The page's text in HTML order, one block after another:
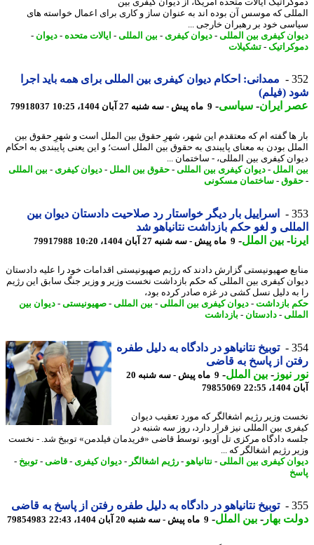
که موسس آن بوده اند به عنوان ساز و کاری برای اعمال خواسته های
خود بر رهبران خارجی ...
کیفری بین المللی-دیوان کیفری- بین المللی-ایالات متحده-دیوان-
-تشکیلات
ممدانی: احکام دیوان کیفری بین المللی برای همه باید اجرا
(فیلم)
ایران- سیاسی-9 ماه پیش - سه شنبه 27 آبان 1404، 10:25 79918037
ها گفته ام که معتقدم این شهر، شهرِ حقوق بین الملل است و شهرِ حقوق بین
بودن به معنای پایبندی به حقوق بین الملل است؛ و این یعنی پایبندی به احکام
کیفری بین المللی، - ساختمان ...
الملل-دیوان کیفری بین المللی-حقوق بین الملل-دیوان کیفری- بین المللی
-ساختمان مسکونی
اسراییل بار دیگر خواستار رد صلاحیت دادستان دیوان بین
و لغو حکم بازداشت نتانیاهو شد
-بین الملل-9 ماه پیش - سه شنبه 27 آبان 1404، 10:20 79917988
صهیونیستی گزارش دادند که رژیم صهیونیستی اقدامات خود را علیه دادستان
کیفری بین المللی که حکم بازداشت نخست وزیر و وزیر جنگ سابق این رژیم
دلیل نسل کشی در غزه صادر کرده بود،
بازداشت -دیوان کیفری بین المللی-بین المللی-صهیونیستی-دیوان بین
-دادستان-بازداشت
توبیخ نتانیاهو در دادگاه به دلیل طفره
از پاسخ به قاضی
نیوز-بین الملل-
9 ماه پیش - سه شنبه 20
79855069
وزیر رژیم اشغالگر که مورد تعقیب دیوان
بین المللی نیز قرار دارد، روز سه شنبه در
دادگاه مرکزی تل آویو، توسط قاضی «فریدمان فیلدمن» توبیخ شد. - نخست
رژیم اشغالگر که ...
کیفری بین المللی-نتانیاهو-رژیم اشغالگر-دیوان کیفری- قاضی-توبیخ-
توبیخ نتانیاهو در دادگاه به دلیل طفره رفتن از پاسخ به قاضی
بهار -بین الملل-9 ماه پیش - سه شنبه 20 آبان 1404، 22:43 79854983